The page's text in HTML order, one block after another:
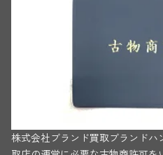
株式会社ブランド買取ブランド